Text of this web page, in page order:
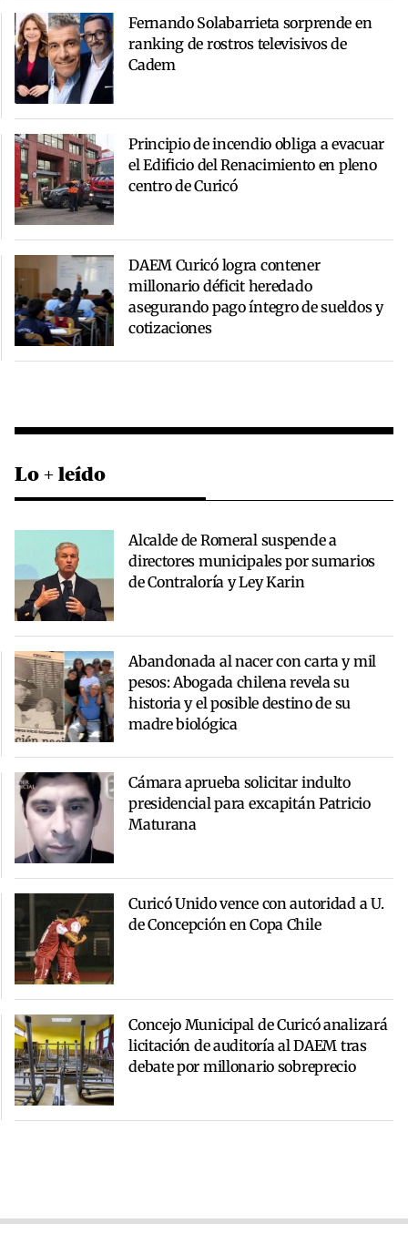
Fernando Solabarrieta sorprende en
ranking de rostros televisivos de
Cadem
Principio de incendio obliga a evacuar
el Edificio del Renacimiento en pleno
centro de Curicó
DAEM Curicó logra contener
millonario déficit heredado
asegurando pago íntegro de sueldos y
cotizaciones
Lo + leído
Alcalde de Romeral suspende a
directores municipales por sumarios
de Contraloría y Ley Karin
Abandonada al nacer con carta y mil
pesos: Abogada chilena revela su
historia y el posible destino de su
madre biológica
Cámara aprueba solicitar indulto
presidencial para excapitán Patricio
Maturana
Curicó Unido vence con autoridad a U.
de Concepción en Copa Chile
Concejo Municipal de Curicó analizará
licitación de auditoría al DAEM tras
debate por millonario sobreprecio